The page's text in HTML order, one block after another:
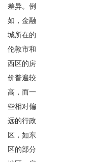
差异。例
如，金融
城所在的
伦敦市和
西区的房
价普遍较
高，而一
些相对偏
远的行政
区，如东
区的部分